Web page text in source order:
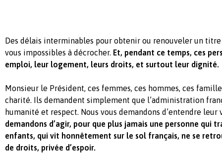
Des délais interminables pour obtenir ou renouveler un titre
vous impossibles à décrocher. Et, pendant ce temps, ces
emploi, leur logement, leurs droits, et surtout leur dignité.
Monsieur le Président, ces femmes, ces hommes, ces
charité. Ils demandent simplement que l’administration
humanité et respect. Nous vous demandons d’entendre leur
demandons d’agir, pour que plus jamais une personne qui
enfants, qui vit honnêtement sur le sol français, ne se
de droits, privée d’espoir.